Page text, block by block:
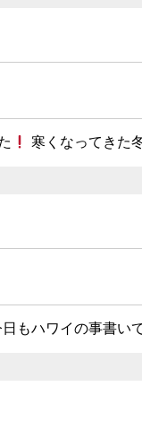
寒くなってきた
もハワイの事書い